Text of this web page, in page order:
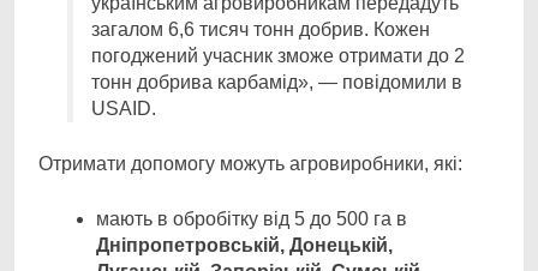
загалом 6,6 тисяч тонн добрив. Кожен
погоджений учасник зможе отримати до 2
тонн добрива карбамід», — повідомили в
USAID.
Отримати допомогу можуть агровиробники, які:
мають в обробітку від 5 до 500 га в
Дніпропетровській, Донецькій,